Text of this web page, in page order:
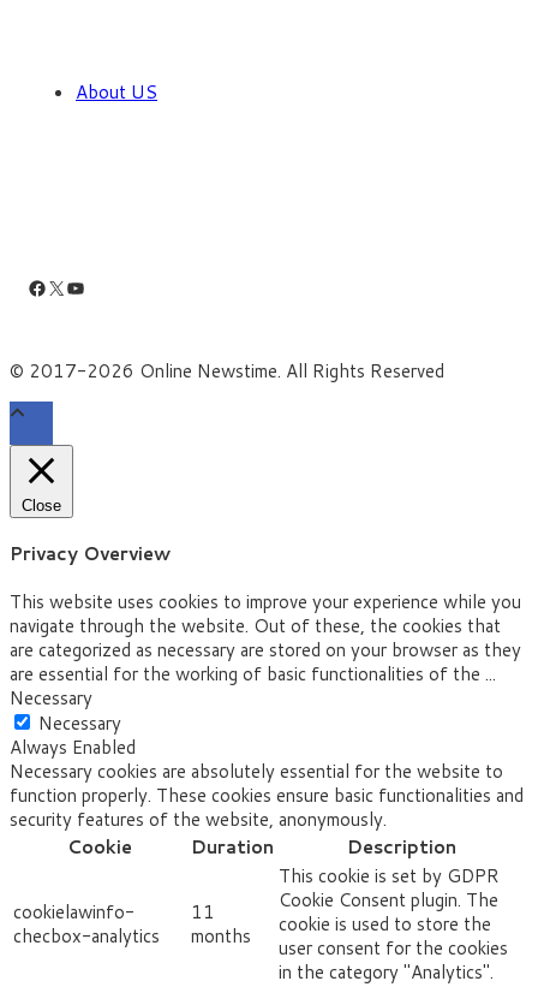
About US
Facebook
X YouTube
© 2017-2026 Online Newstime. All Rights Reserved
Close
Privacy Overview
This website uses cookies to improve your experience while you
navigate through the website. Out of these, the cookies that
are categorized as necessary are stored on your browser as they
are essential for the working of basic functionalities of the ...
Necessary
Necessary
Always Enabled
Necessary cookies are absolutely essential for the website to
function properly. These cookies ensure basic functionalities and
security features of the website, anonymously.
Cookie
Duration Description
cookielawinfo-
checbox-analytics
11
months
This cookie is set by GDPR
Cookie Consent plugin. The
cookie is used to store the
user consent for the cookies
in the category "Analytics".